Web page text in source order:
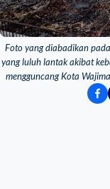
Foto yang diabadikan
yang luluh lantak akibat
mengguncang Kota